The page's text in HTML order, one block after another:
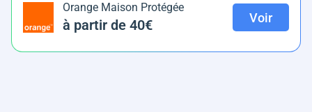
Orange Maison Protégée
à partir de 40€ Voir